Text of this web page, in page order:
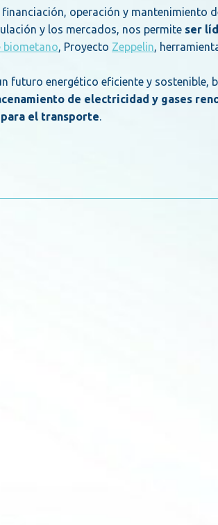
operación y mantenimiento
y los mercados, nos permite ser
biometano, Proyecto Zeppelin,
futuro energético eficiente y sostenible,
de electricidad y gases
el transporte.